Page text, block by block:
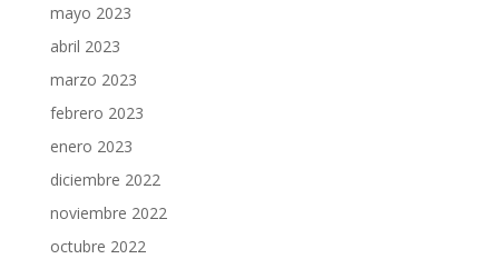
mayo 2023
abril 2023
marzo 2023
febrero 2023
enero 2023
diciembre 2022
noviembre 2022
octubre 2022